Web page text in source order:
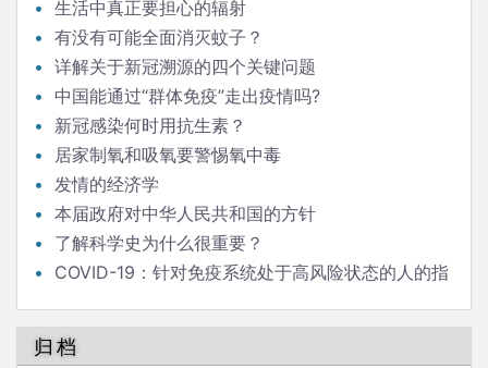
发言生活中真正要担心的辐射
有没有可能全面消灭蚊子？
详解关于新冠溯源的四个关键问题
中国能通过“群体免疫”走出疫情吗?
新冠感染何时用抗生素？
居家制氧和吸氧要警惕氧中毒
发情的经济学
本届政府对中华人民共和国的方针
了解科学史为什么很重要？
COVID-19：针对免疫系统处于高风险状态的人的指
归档